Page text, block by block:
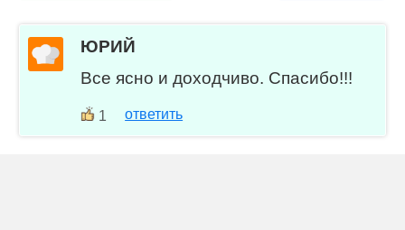
ЮРИЙ
Все ясно и доходчиво. Спасибо!!!
1 ответить